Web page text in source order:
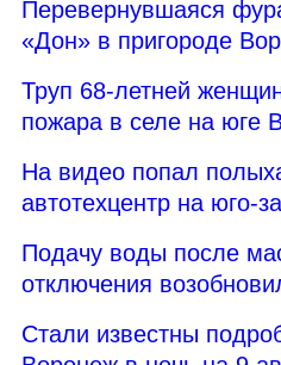
Перевернувшаяся
«Дон» в пригороде
Труп 68-летней
пожара в селе на юге
На видео попал
автотехцентр на юго-
Подачу воды после
отключения
Стали известны